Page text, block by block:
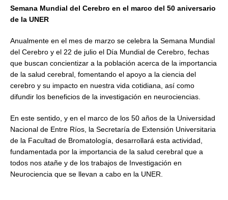
Semana Mundial del Cerebro en el marco del 50 aniversario
de la UNER
Anualmente en el mes de marzo se celebra la Semana Mundial
del Cerebro y el 22 de julio el Día Mundial de Cerebro, fechas
que buscan concientizar a la población acerca de la importancia
de la salud cerebral, fomentando el apoyo a la ciencia del
cerebro y su impacto en nuestra vida cotidiana, así como
difundir los beneficios de la investigación en neurociencias.
En este sentido, y en el marco de los 50 años de la Universidad
Nacional de Entre Ríos, la Secretaría de Extensión Universitaria
de la Facultad de Bromatología, desarrollará esta actividad,
fundamentada por la importancia de la salud cerebral que a
todos nos atañe y de los trabajos de Investigación en
Neurociencia que se llevan a cabo en la UNER.